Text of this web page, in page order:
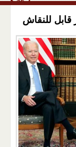
قابل للنقاش